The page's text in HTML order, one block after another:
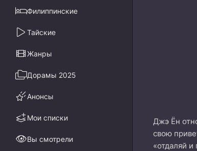
Джэ Ён
свою
«отдаляй
Филиппинские
Тайские
Жанры
Дорамы 2025
Анонсы
Мои списки
Вы смотрели